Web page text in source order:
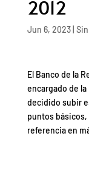
2012
Jun 6, 2023|
El Banco de la
encargado de
decidido subir
puntos básicos,
referencia en